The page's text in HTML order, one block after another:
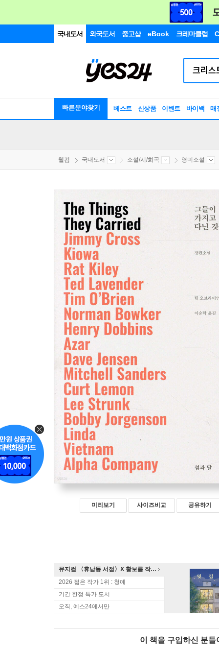
국내도서 외국도서 중고샵 eBook 크레마클럽
빠른분야찾기 베스트 신상품 이벤트 바이백 매
웰컴 국내도서 소설/시/희곡 영미소설
미리보기 사이즈비교 공유하기
뮤지컬 〈휴남동 서점〉X 황보름 작가 북토크
2026 젊은 작가 1위 : 청예
기간 한정 특가 도서
오직, 예스24에서만
이 책을 구입하신 분